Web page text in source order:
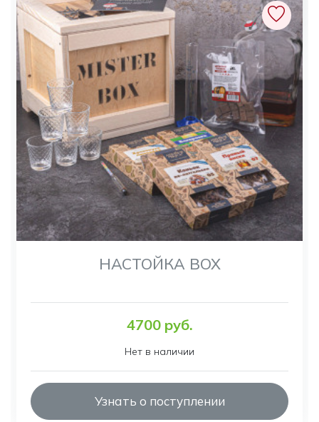
НАСТОЙКА BOX
4700 руб.
Нет в наличии
Узнать о поступлении